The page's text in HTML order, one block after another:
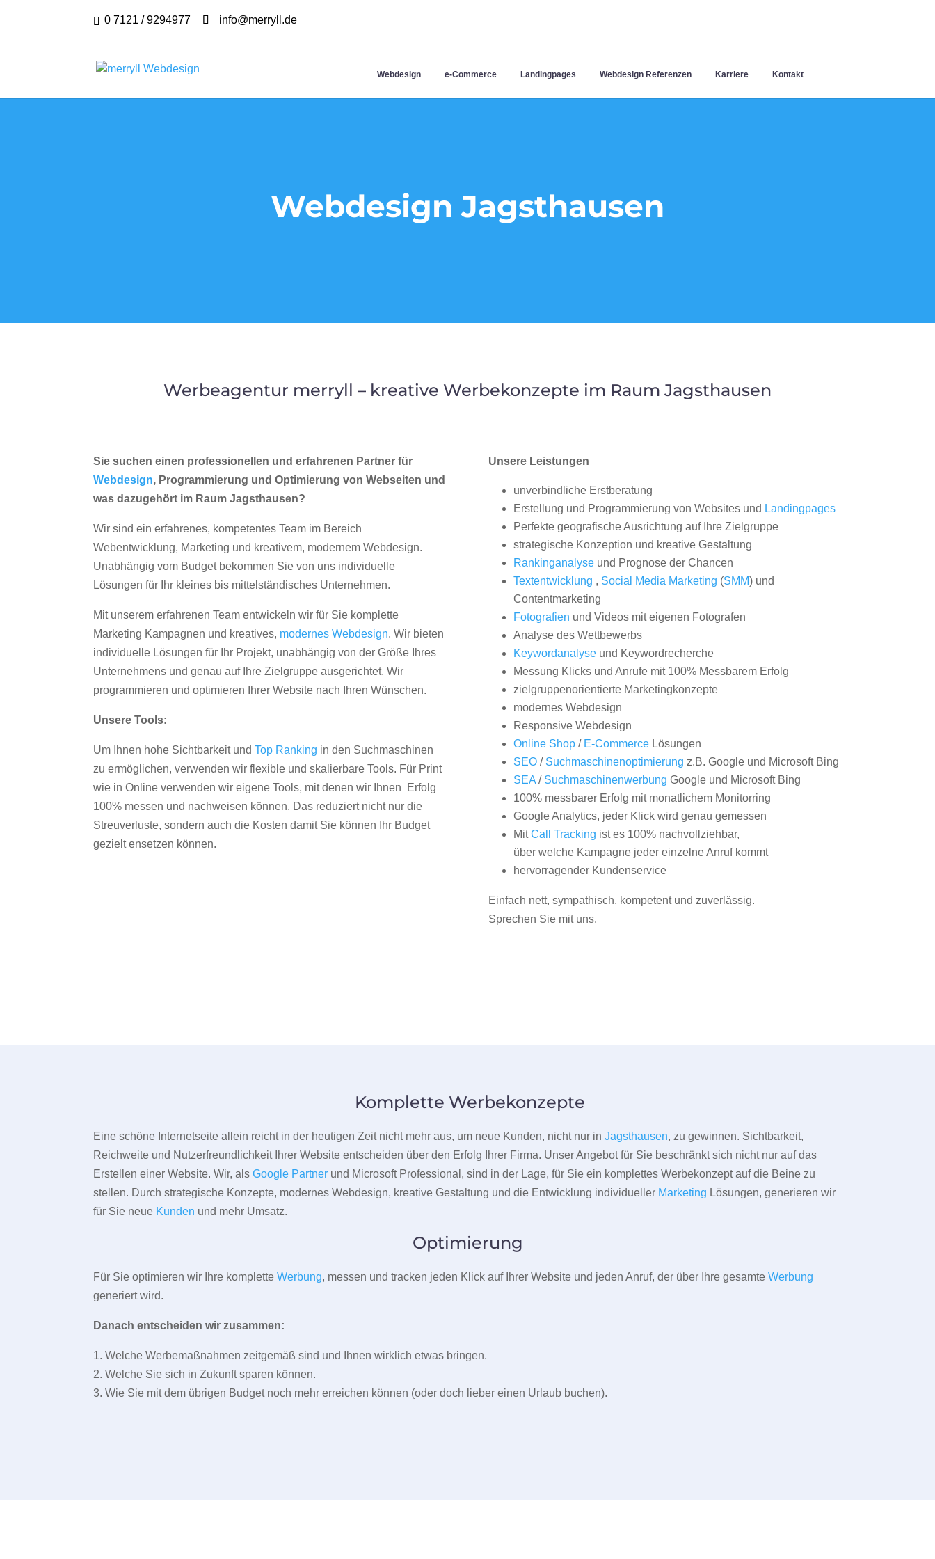
0 7121 / 9294977 info@merryll.de
Webdesign e-Commerce Landingpages Webdesign Referenzen Karriere Kontakt
Webdesign Jagsthausen
Werbeagentur merryll – kreative Werbekonzepte im Raum Jagsthausen
Sie suchen einen professionellen und erfahrenen Partner für
Webdesign, Programmierung und Optimierung von Webseiten und
was dazugehört im Raum Jagsthausen?
Wir sind ein erfahrenes, kompetentes Team im Bereich
Webentwicklung, Marketing und kreativem, modernem Webdesign.
Unabhängig vom Budget bekommen Sie von uns individuelle
Lösungen für Ihr kleines bis mittelständisches Unternehmen.
Mit unserem erfahrenen Team entwickeln wir für Sie komplette
Marketing Kampagnen und kreatives, modernes Webdesign. Wir bieten
individuelle Lösungen für Ihr Projekt, unabhängig von der Größe Ihres
Unternehmens und genau auf Ihre Zielgruppe ausgerichtet. Wir
programmieren und optimieren Ihrer Website nach Ihren Wünschen.
Unsere Tools:
Um Ihnen hohe Sichtbarkeit undTop Ranking in den Suchmaschinen
zu ermöglichen, verwenden wir flexible und skalierbare Tools. Für Print
wie in Online verwenden wir eigene Tools, mit denen wir Ihnen Erfolg
100% messen und nachweisen können. Das reduziert nicht nur die
Streuverluste, sondern auch die Kosten damit Sie können Ihr Budget
gezielt ensetzen können.
Unsere Leistungen
unverbindliche Erstberatung
Erstellung und Programmierung von Websites und Landingpages
Perfekte geografische Ausrichtung auf Ihre Zielgruppe
strategische Konzeption und kreative Gestaltung
Rankinganalyseund Prognose der Chancen
Textentwicklung , Social Media Marketing (SMM) und
Contentmarketing
Fotografien und Videos mit eigenen Fotografen
Analyse des Wettbewerbs
Keywordanalyseund Keywordrecherche
Messung Klicks und Anrufe mit 100% Messbarem Erfolg
zielgruppenorientierte Marketingkonzepte
modernes Webdesign
Responsive Webdesign
Online Shop/ E-CommerceLösungen
SEO/ Suchmaschinenoptimierung z.B. Google und Microsoft Bing
SEA/ Suchmaschinenwerbung Google und Microsoft Bing
100% messbarer Erfolg mit monatlichem Monitorring
Google Analytics, jeder Klick wird genau gemessen
MitCall Tracking ist es 100% nachvollziehbar,
über welche Kampagne jeder einzelne Anruf kommt
hervorragender Kundenservice
Einfach nett, sympathisch, kompetent und zuverlässig.
Sprechen Sie mit uns.
Komplette Werbekonzepte
Eine schöne Internetseite allein reicht in der heutigen Zeit nicht mehr aus, um neue Kunden, nicht nur inJagsthausen, zu gewinnen. Sichtbarkeit,
Reichweite und Nutzerfreundlichkeit Ihrer Website entscheiden über den Erfolg Ihrer Firma. Unser Angebot für Sie beschränkt sich nicht nur auf das
Erstellen einer Website. Wir, alsGoogle Partner und Microsoft Professional, sind in der Lage, für Sie ein komplettes Werbekonzept auf die Beine zu
stellen. Durch strategische Konzepte, modernes Webdesign, kreative Gestaltung und die Entwicklung individueller Marketing Lösungen, generieren wir
für Sie neue Kunden und mehr Umsatz.
Optimierung
Für Sie optimieren wir Ihre kompletteWerbung, messen und tracken jeden Klick auf Ihrer Website und jeden Anruf, der über Ihre gesamteWerbung
generiert wird.
Danach entscheiden wir zusammen:
1. Welche Werbemaßnahmen zeitgemäß sind und Ihnen wirklich etwas bringen.
2. Welche Sie sich in Zukunft sparen können.
3. Wie Sie mit dem übrigen Budget noch mehr erreichen können (oder doch lieber einen Urlaub buchen).